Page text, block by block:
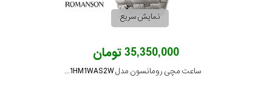
نمایش سریع
35,350,000 تومان
ساعت مچی رومانسون مدل TM8901HM1WAS2W